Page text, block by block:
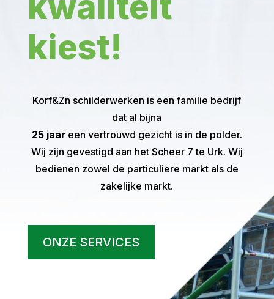
kiest!
Korf&Zn schilderwerken is een familie bedrijf
dat al bijna
25 jaar een vertrouwd gezicht is in de polder.
Wij zijn gevestigd aan het Scheer 7 te Urk. Wij
bedienen zowel de particuliere markt als de
zakelijke markt.
ONZE SERVICES